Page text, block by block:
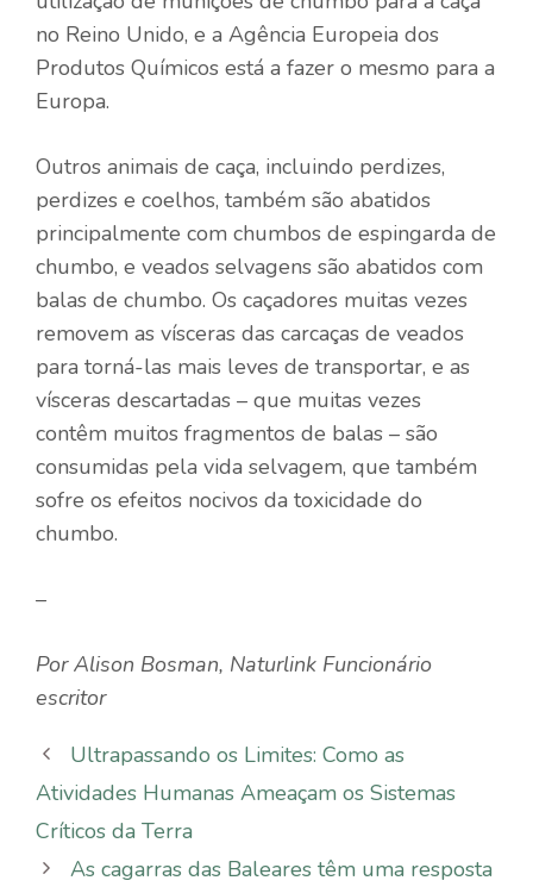
no Reino Unido, e a Agência Europeia dos
Produtos Químicos está a fazer o mesmo para a
Europa.
Outros animais de caça, incluindo perdizes,
perdizes e coelhos, também são abatidos
principalmente com chumbos de espingarda de
chumbo, e veados selvagens são abatidos com
balas de chumbo. Os caçadores muitas vezes
removem as vísceras das carcaças de veados
para torná-las mais leves de transportar, e as
vísceras descartadas – que muitas vezes
contêm muitos fragmentos de balas – são
consumidas pela vida selvagem, que também
sofre os efeitos nocivos da toxicidade do
chumbo.
–
PorAlison Bosman, Naturlink Funcionário
escritor
Ultrapassando os Limites: Como as
Atividades Humanas Ameaçam os Sistemas
Críticos da Terra
As cagarras das Baleares têm uma resposta